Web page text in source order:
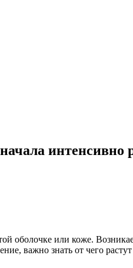
интенсивно
оболочке или коже.
важно знать от чего